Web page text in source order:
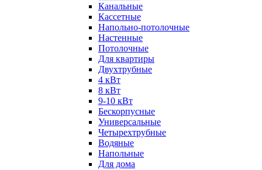
Канальные
Кассетные
Напольно-потолочные
Настенные
Потолочные
Для квартиры
Двухтрубные
4 кВт
8 кВт
9-10 кВт
Бескорпусные
Универсальные
Четырехтрубные
Водяные
Напольные
Для дома